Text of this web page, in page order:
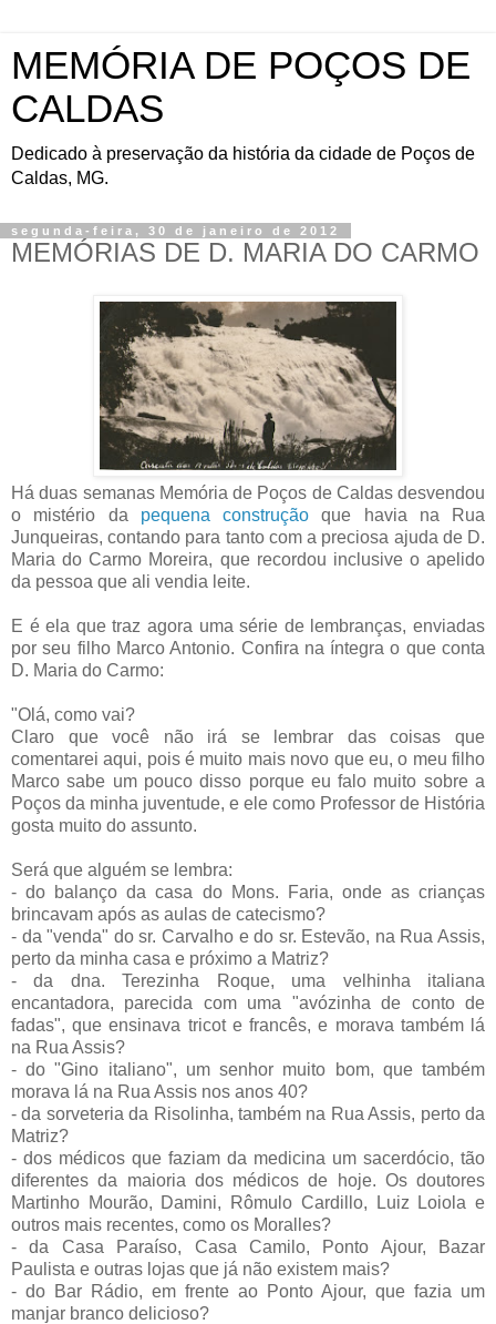
MEMÓRIA DE POÇOS DE
CALDAS
Dedicado à preservação da história da cidade de Poços de
Caldas, MG.
segunda-feira, 30 de janeiro de 2012
MEMÓRIAS DE D. MARIA DO CARMO
Há duas semanas Memória de Poços de Caldas desvendou
o mistério da pequena construção que havia na Rua
Junqueiras, contando para tanto com a preciosa ajuda de D.
Maria do Carmo Moreira, que recordou inclusive o apelido
da pessoa que ali vendia leite.
E é ela que traz agora uma série de lembranças, enviadas
por seu filho Marco Antonio. Confira na íntegra o que conta
D. Maria do Carmo:
"Olá, como vai?
Claro que você não irá se lembrar das coisas que
comentarei aqui, pois é muito mais novo que eu, o meu filho
Marco sabe um pouco disso porque eu falo muito sobre a
Poços da minha juventude, e ele como Professor de História
gosta muito do assunto.
Será que alguém se lembra:
- do balanço da casa do Mons. Faria, onde as crianças
brincavam após as aulas de catecismo?
- da "venda" do sr. Carvalho e do sr. Estevão, na Rua Assis,
perto da minha casa e próximo a Matriz?
- da dna. Terezinha Roque, uma velhinha italiana
encantadora, parecida com uma "avózinha de conto de
fadas", que ensinava tricot e francês, e morava também lá
na Rua Assis?
- do "Gino italiano", um senhor muito bom, que também
morava lá na Rua Assis nos anos 40?
- da sorveteria da Risolinha, também na Rua Assis, perto da
Matriz?
- dos médicos que faziam da medicina um sacerdócio, tão
diferentes da maioria dos médicos de hoje. Os doutores
Martinho Mourão, Damini, Rômulo Cardillo, Luiz Loiola e
outros mais recentes, como os Moralles?
- da Casa Paraíso, Casa Camilo, Ponto Ajour, Bazar
Paulista e outras lojas que já não existem mais?
- do Bar Rádio, em frente ao Ponto Ajour, que fazia um
manjar branco delicioso?